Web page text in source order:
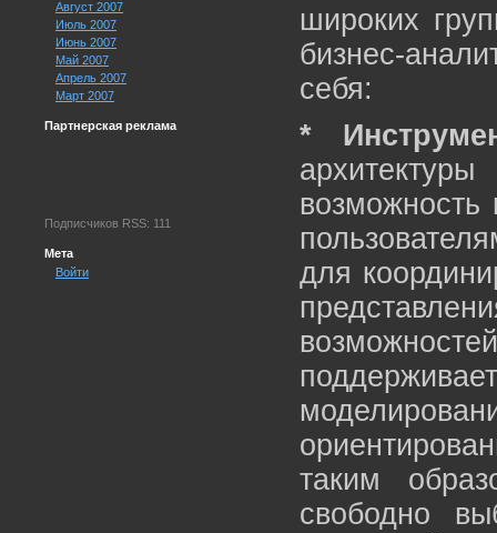
Август 2007
Июль 2007
Июнь 2007
Май 2007
Апрель 2007
Март 2007
Партнерская реклама
Подписчиков RSS: 111
Мета
Войти
широких
бизнес-
себя:
*
возможность
для
таким
свободно